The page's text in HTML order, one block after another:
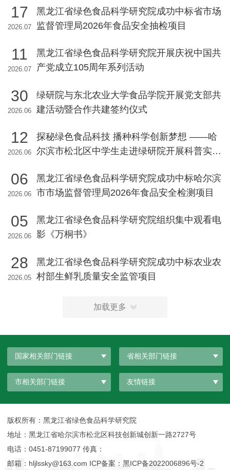
17
2026.07
黑龙江省绿色食品科学研究院成功中标省市场
监督管理局2026年食品安全抽检项目
11
2026.07
黑龙江省绿色食品科学研究院开展庆祝中国共
产党成立105周年系列活动
30
2026.06
绿研院与东北农业大学食品学院开展党支部共
建活动暨合作共建签约仪式
12
2026.06
探秘绿色食品科技 播种科学创新梦想 ——哈
尔滨市松北区中学生走进绿研院开展科普实践
06
2026.06
黑龙江省绿色食品科学研究院成功中标哈尔滨
市市场监督管理局2026年食品安全检测项目
05
2026.06
黑龙江省绿色食品科学研究院组织集中观看电
影《万桐书》
28
2026.05
黑龙江省绿色食品科学研究院成功中标农业农
村部生鲜乳质量安全监管项目
加载更多
国家相关部门链接 省相关部门链接
市相关部门链接 友情链接
版权所有：黑龙江省绿色食品科学研究院
地址：黑龙江省哈尔滨市松北区科技创新城创新一路2727号
电话：0451-87199077 传真：
邮箱：hljlssky@163.com ICP备案：黑ICP备2022006896号-2